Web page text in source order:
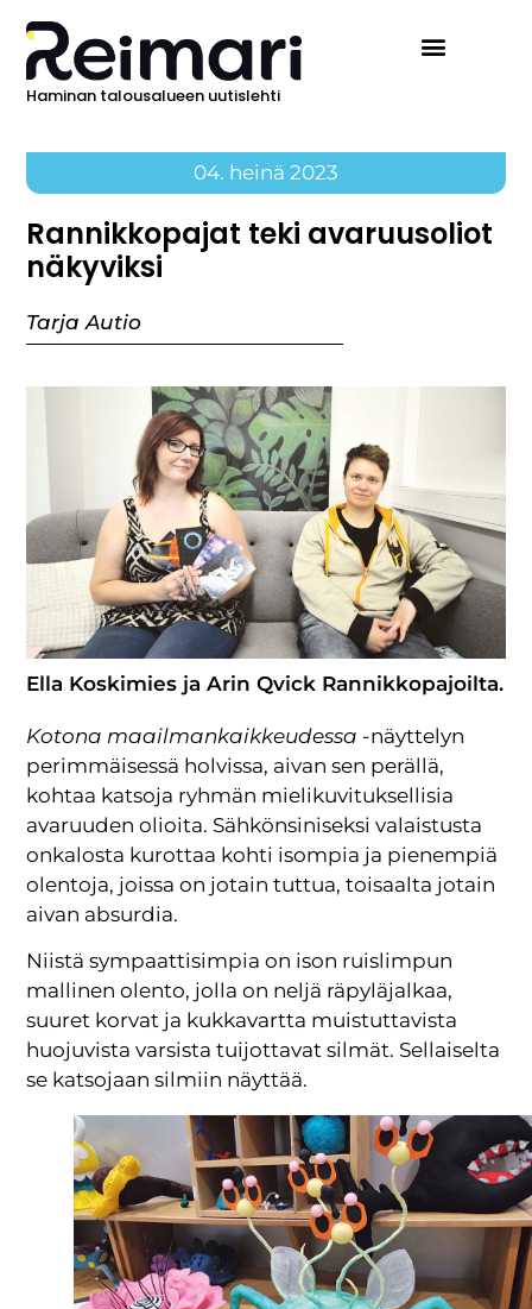
Haminan talousalueen uutislehti
04. heinä 2023
Rannikkopajat teki avaruusoliot
näkyviksi
Tarja Autio
Ella Koskimies ja Arin Qvick Rannikkopajoilta.
Kotona maailmankaikkeudessa -näyttelyn
perimmäisessä holvissa, aivan sen perällä,
kohtaa katsoja ryhmän mielikuvituksellisia
avaruuden olioita. Sähkönsiniseksi valaistusta
onkalosta kurottaa kohti isompia ja pienempiä
olentoja, joissa on jotain tuttua, toisaalta jotain
aivan absurdia.
Niistä sympaattisimpia on ison ruislimpun
mallinen olento, jolla on neljä räpyläjalkaa,
suuret korvat ja kukkavartta muistuttavista
huojuvista varsista tuijottavat silmät. Sellaiselta
se katsojaan silmiin näyttää.